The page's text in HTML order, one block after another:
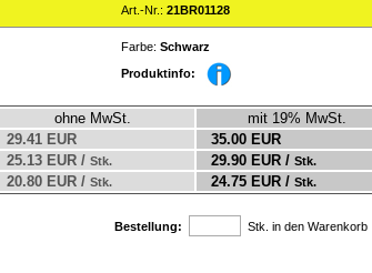
Art.-Nr.: 21BR01128
Farbe: Schwarz
Produktinfo:
ohne MwSt. mit 19% MwSt.
29.41 EUR 35.00 EUR
25.13 EUR / Stk. 29.90 EUR / Stk.
20.80 EUR / Stk. 24.75 EUR / Stk.
Bestellung: Stk. in den Warenkorb